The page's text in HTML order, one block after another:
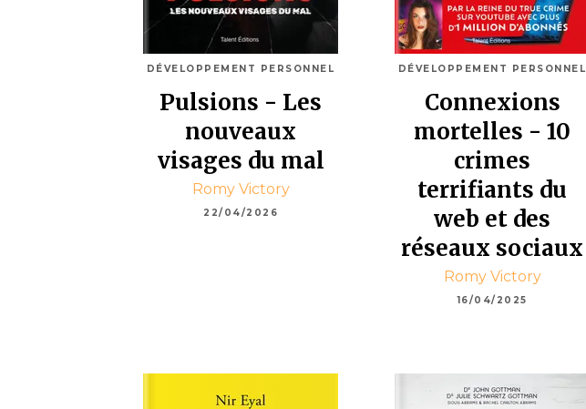
DÉVELOPPEMENT PERSONNEL
Pulsions - Les
nouveaux
visages du mal
Romy Victory
22/04/2026
DÉVELOPPEMENT PERSONNEL
Connexions
mortelles - 10
crimes
terrifiants du
web et des
réseaux sociaux
Romy Victory
16/04/2025